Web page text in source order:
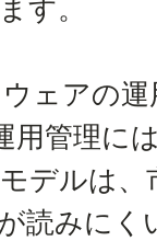
す。
ェアの
用管理に
デルは
読みに